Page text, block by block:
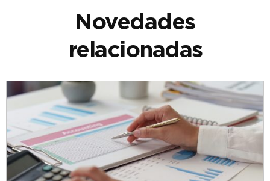
Novedades
relacionadas